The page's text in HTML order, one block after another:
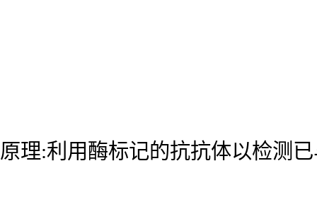
原理:利用酶标记的抗抗体以检测